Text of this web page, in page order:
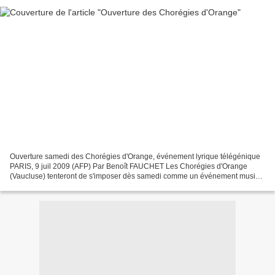
Ouverture samedi des Chorégies d'Orange, événement lyrique télégénique
PARIS, 9 juil 2009 (AFP) Par Benoît FAUCHET Les Chorégies d'Orange
(Vaucluse) tenteront de s'imposer dès samedi comme un événement musical